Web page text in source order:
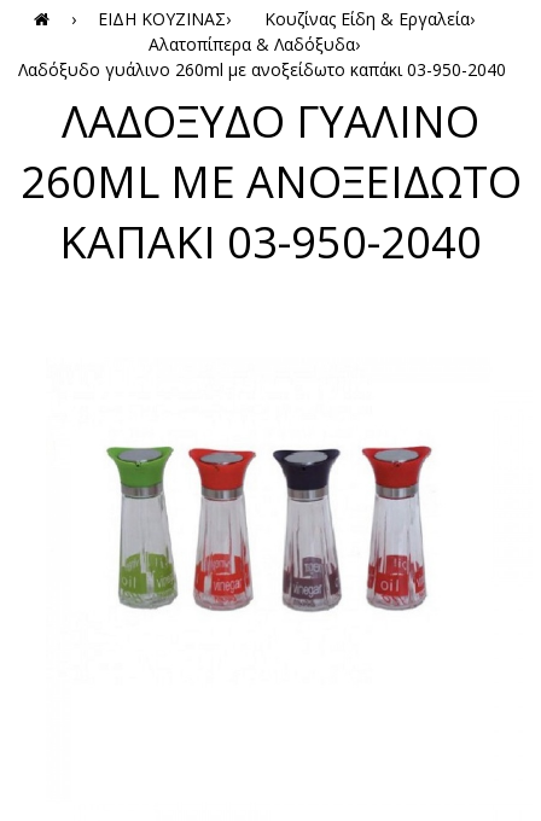
› ΕΙΔΗ ΚΟΥΖΙΝΑΣ› Κουζίνας Είδη & Εργαλεία›
Αλατοπίπερα & Λαδόξυδα›
Λαδόξυδο γυάλινο 260ml με ανοξείδωτο καπάκι 03-950-2040
ΛΑΔΟΞΥΔΟ ΓΥΑΛΙΝΟ
260ML ΜΕ ΑΝΟΞΕΙΔΩΤΟ
ΚΑΠΑΚΙ 03-950-2040